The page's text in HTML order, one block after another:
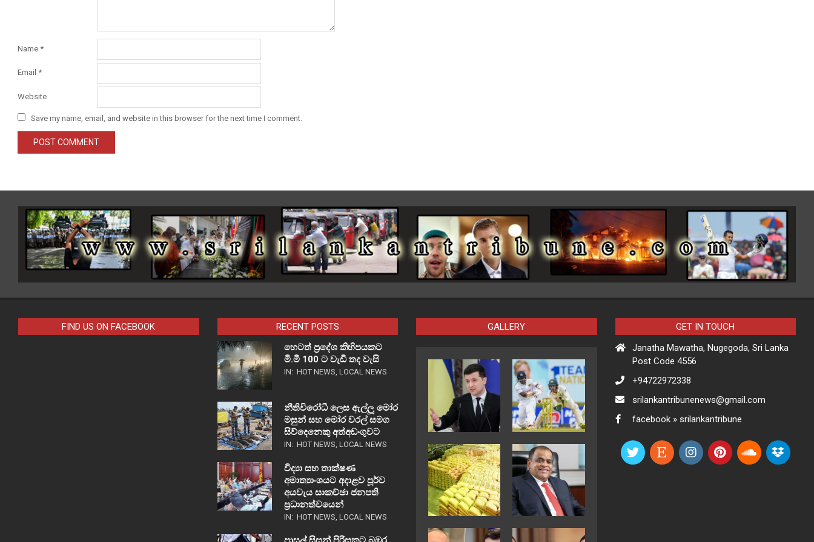
Name *
Email *
Website
Save my name, email, and website in this browser for the next time I comment.
FIND US ON FACEBOOK
RECENT POSTS
හෙටත් ප්‍රදේශ කිහිපයකට
මි.මී 100 ට වැඩි තද වැසි
IN: HOT NEWS, LOCAL NEWS
නීතිවිරෝධී ලෙස ඇල්ලූ මෝර
මසුන් සහ මෝර වරල් සමග
සිව්දෙනෙකු අත්අඩංගුවට
IN: HOT NEWS, LOCAL NEWS
විද්‍යා සහ තාක්ෂණ
අමාත්‍යාංශයට අදාළව පූර්ව
අයවැය සාකච්ඡා ජනපති
ප්‍රධානත්වයෙන්
IN: HOT NEWS, LOCAL NEWS
GALLERY
GET IN TOUCH
Janatha Mawatha, Nugegoda, Sri Lanka
Post Code 4556
+94722972338
srilankantribunenews@gmail.com
facebook » srilankantribune